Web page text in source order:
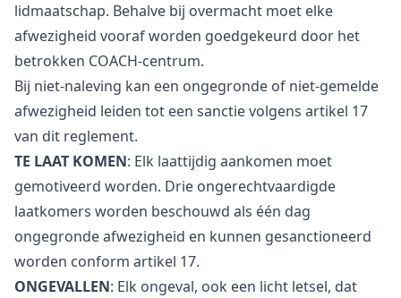
lidmaatschap. Behalve bij overmacht moet elke
afwezigheid vooraf worden goedgekeurd door het
betrokken COACH-centrum.
Bij niet-naleving kan een ongegronde of niet-gemelde
afwezigheid leiden tot een sanctie volgens artikel 17
van dit reglement.
TE LAAT KOMEN: Elk laattijdig aankomen moet
gemotiveerd worden. Drie ongerechtvaardigde
laatkomers worden beschouwd als één dag
ongegronde afwezigheid en kunnen gesanctioneerd
worden conform artikel 17.
ONGEVALLEN: Elk ongeval, ook een licht letsel, dat